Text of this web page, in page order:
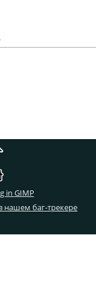
in GIMP
баг-трекере